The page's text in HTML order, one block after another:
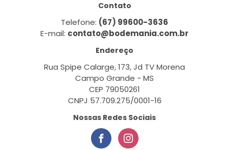
Contato
Telefone: (67) 99600-3636
E-mail: contato@bodemania.com.br
Endereço
Rua Spipe Calarge, 173, Jd TV Morena
Campo Grande - MS
CEP 79050261
CNPJ 57.709.275/0001-16
Nossas Redes Sociais